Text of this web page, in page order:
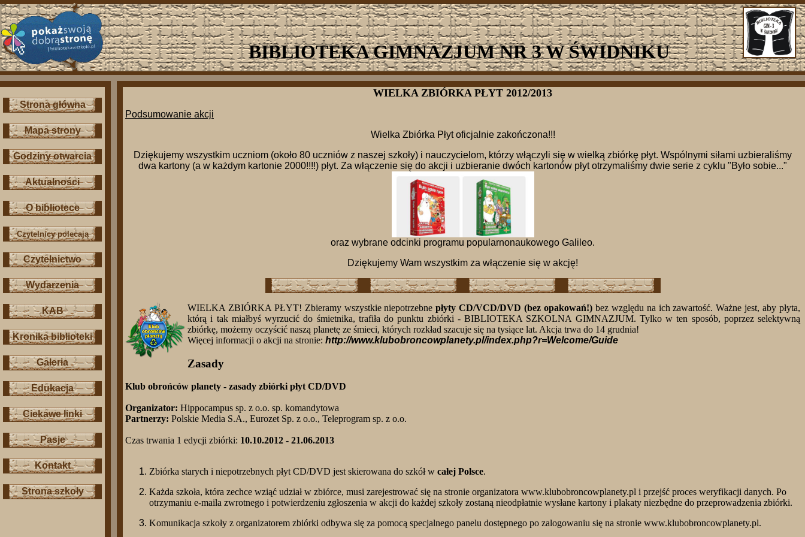
BIBLIOTEKA GIMNAZJUM NR 3 W ŚWIDNIKU
Strona główna
Mapa strony
Godziny otwarcia
Aktualności
O bibliotece
Czytelnicy polecają
Czytelnictwo
Wydarzenia
KAB
Kronika biblioteki
Galeria
Edukacja
Ciekawe linki
Pasje
Kontakt
Strona szkoły
WIELKA ZBIÓRKA PŁYT 2012/2013
Podsumowanie akcji
Wielka Zbiórka Płyt oficjalnie zakończona!!!
Dziękujemy wszystkim uczniom (około 80 uczniów z naszej szkoły) i nauczycielom, którzy włączyli się w wielką zbiórkę płyt. Wspólnymi siłami uzbieraliśmy
dwa kartony (a w każdym kartonie 2000!!!!) płyt. Za włączenie się do akcji i uzbieranie dwóch kartonów płyt otrzymaliśmy dwie serie z cyklu "Było sobie..."
oraz wybrane odcinki programu popularnonaukowego Galileo.
Dziękujemy Wam wszystkim za włączenie się w akcję!
WIELKA ZBIÓRKA PŁYT! Zbieramy wszystkie niepotrzebnepłyty CD/VCD/DVD (bez opakowań!) bez względu na ich zawartość. Ważne jest, aby płyta,
którą i tak miałbyś wyrzucić do śmietnika, trafiła do punktu zbiórki - BIBLIOTEKA SZKOLNA GIMNAZJUM. Tylko w ten sposób, poprzez selektywną
zbiórkę, możemy oczyścić naszą planetę ze śmieci, których rozkład szacuje się na tysiące lat. Akcja trwa do 14 grudnia!
Więcej informacji o akcji na stronie: http://www.klubobroncowplanety.pl/index.php?r=Welcome/Guide
Zasady
Klub obrońców planety - zasady zbiórki płyt CD/DVD
Organizator: Hippocampus sp. z o.o. sp. komandytowa
Partnerzy: Polskie Media S.A., Eurozet Sp. z o.o., Teleprogram sp. z o.o.
Czas trwania 1 edycji zbiórki: 10.10.2012 - 21.06.2013
Zbiórka starych i niepotrzebnych płyt CD/DVD jest skierowana do szkół w całej Polsce.
Każda szkoła, która zechce wziąć udział w zbiórce, musi zarejestrować się na stronie organizatora www.klubobroncowplanety.pl i przejść proces weryfikacji danych. Po
otrzymaniu e-maila zwrotnego i potwierdzeniu zgłoszenia w akcji do każdej szkoły zostaną nieodpłatnie wysłane kartony i plakaty niezbędne do przeprowadzenia zbiórki.
Komunikacja szkoły z organizatorem zbiórki odbywa się za pomocą specjalnego panelu dostępnego po zalogowaniu się na stronie www.klubobroncowplanety.pl.